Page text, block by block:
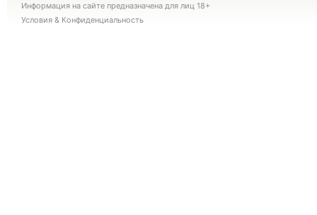
Информация на сайте предназначена для лиц 18+
Условия & Конфиденциальность